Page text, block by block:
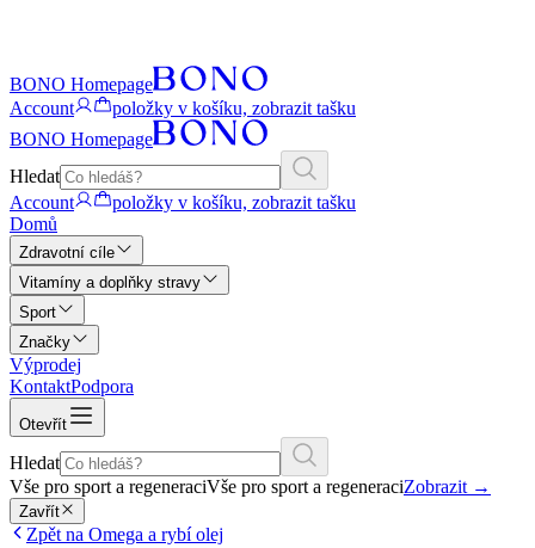
BONO Homepage
Account
položky v košíku, zobrazit tašku
BONO Homepage
Hledat
Account
položky v košíku, zobrazit tašku
Domů
Zdravotní cíle
Vitamíny a doplňky stravy
Sport
Značky
Výprodej
KontaktPodpora
Otevřít
Hledat
Vše pro sport a regeneraciVše pro sport a regeneraciZobrazit →
Zavřít
Zpět na Omega a rybí olej